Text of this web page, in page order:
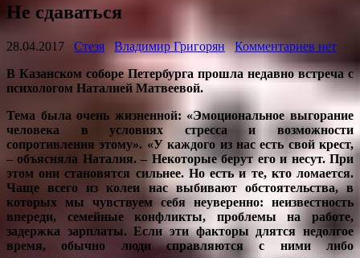
Не сдаваться
28.04.2017 Стезя Владимир Григорян
Комментариев нет
В Казанском соборе Петербурга прошла недавно встреча с
психологом Наталией Матвеевой.
Тема была очень жизненной: «Эмоциональное выгорание
человека в условиях стресса и возможности
сопротивления этому». «У каждого из нас есть свой крест,
– объясняла Наталия. – Некоторые берут его и несут. При
этом они становятся сильнее. Но есть и те, кто ломается.
Чаще всего из колеи нас выбивают обстоятельства, в
которых мы чувствуем себя неуверенно: неизвестность
впереди, семейные конфликты, проблемы на работе,
задержка зарплаты. Если эти факторы длятся недолгое
время, обычно люди справляются с ними либо